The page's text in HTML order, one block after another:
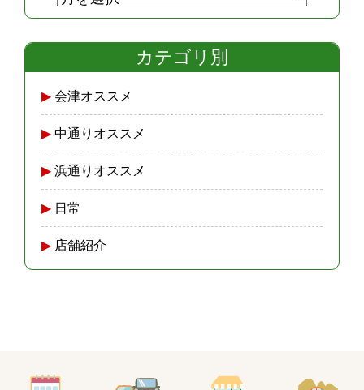
カテゴリ別
会津オススメ
中通りオススメ
浜通りオススメ
日常
店舗紹介